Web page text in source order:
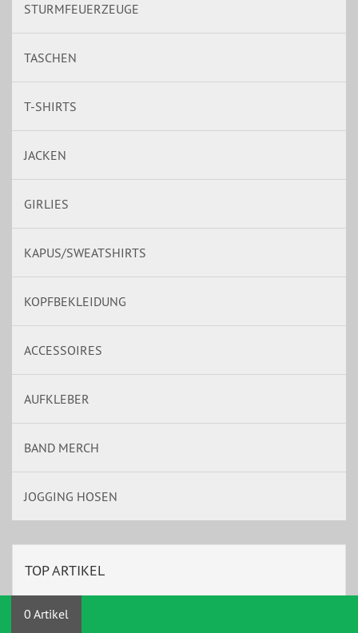
STURMFEUERZEUGE
TASCHEN
T-SHIRTS
JACKEN
GIRLIES
KAPUS/SWEATSHIRTS
KOPFBEKLEIDUNG
ACCESSOIRES
AUFKLEBER
BAND MERCH
JOGGING HOSEN
TOP ARTIKEL
0 Artikel